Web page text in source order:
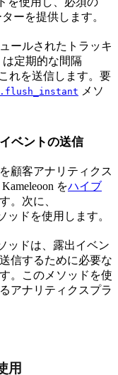
ーを提供します。
ールされたトラッキ
定期的な間隔
れを送信します。要
メソ
ベントの送信
顧客アナリティクス
をハイブ
。次に、
ッドを使用します。
ッドは、露出イベン
信するために必要な
。このメソッドを使
アナリティクスプラ
用